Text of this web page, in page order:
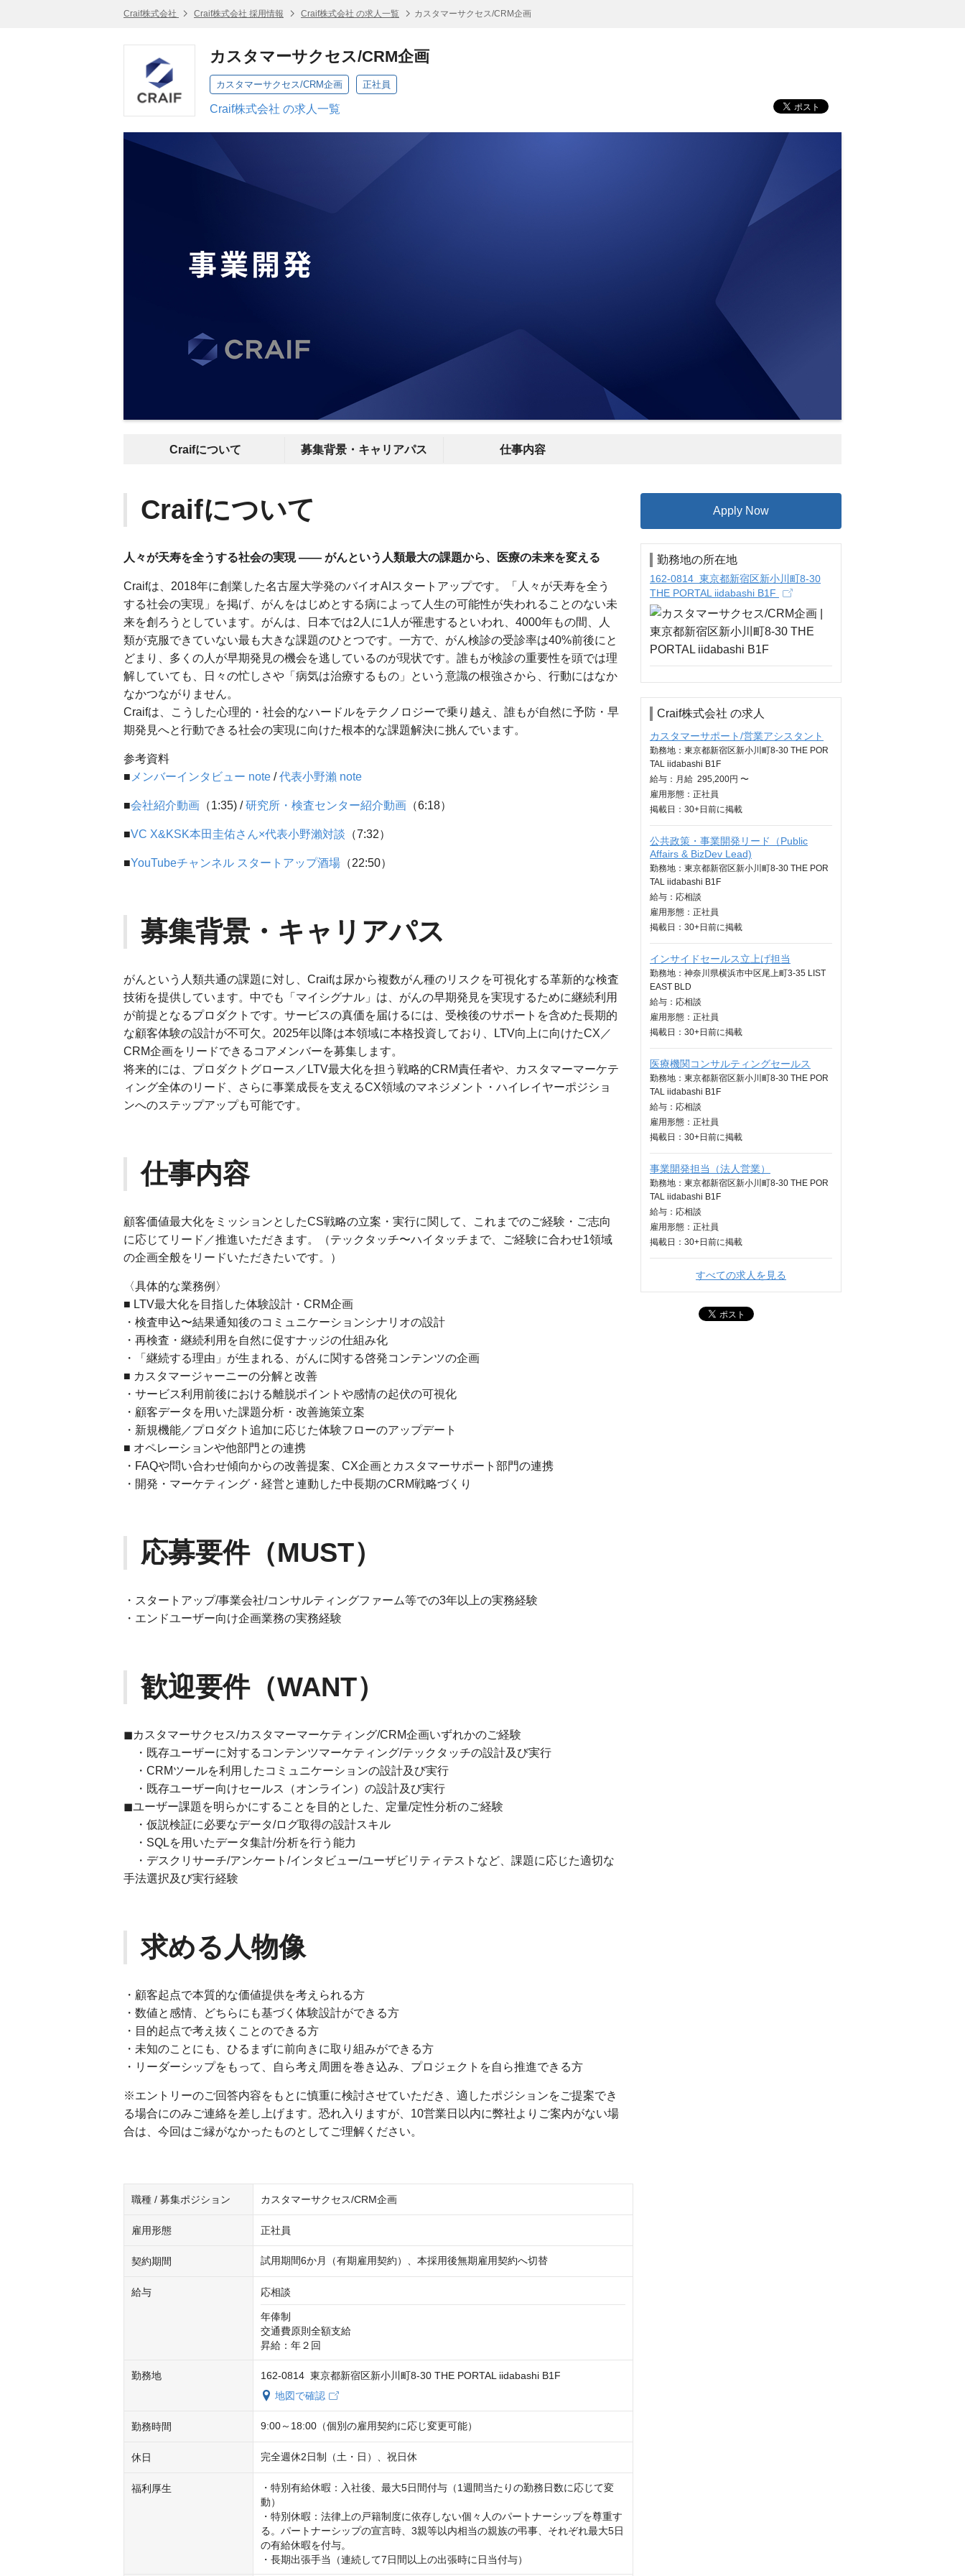
Craif株式会社 Craif株式会社 採用情報 Craif株式会社 の求人一覧 カスタマーサクセス/CRM企画
カスタマーサクセス/CRM企画
カスタマーサクセス/CRM企画 正社員
Craif株式会社 の求人一覧
Craifについて 募集背景・キャリアパス 仕事内容
Craifについて
人々が天寿を全うする社会の実現 —— がんという人類最大の課題から、医療の未来を変える
Craifは、2018年に創業した名古屋大学発のバイオAIスタートアップです。「人々が天寿を全う
する社会の実現」を掲げ、がんをはじめとする病によって人生の可能性が失われることのない未
来を創ろうとしています。がんは、日本では2人に1人が罹患するといわれ、4000年もの間、人
類が克服できていない最も大きな課題のひとつです。一方で、がん検診の受診率は40%前後にと
どまり、多くの人が早期発見の機会を逃しているのが現状です。誰もが検診の重要性を頭では理
解していても、日々の忙しさや「病気は治療するもの」という意識の根強さから、行動にはなか
なかつながりません。
Craifは、こうした心理的・社会的なハードルをテクノロジーで乗り越え、誰もが自然に予防・早
期発見へと行動できる社会の実現に向けた根本的な課題解決に挑んでいます。
参考資料
■ メンバーインタビュー note /代表小野瀨 note
■会社紹介動画 （1:35) /研究所・検査センター紹介動画 （6:18）
■VC X&KSK本田圭佑さん×代表小野瀨対談 （7:32）
■YouTubeチャンネル スタートアップ酒場 （22:50）
募集背景・キャリアパス
がんという人類共通の課題に対し、Craifは尿から複数がん種のリスクを可視化する革新的な検査
技術を提供しています。中でも「マイシグナル」は、がんの早期発見を実現するために継続利用
が前提となるプロダクトです。サービスの真価を届けるには、受検後のサポートを含めた長期的
な顧客体験の設計が不可欠。2025年以降は本領域に本格投資しており、LTV向上に向けたCX／
CRM企画をリードできるコアメンバーを募集します。
将来的には、プロダクトグロース／LTV最大化を担う戦略的CRM責任者や、カスタマーマーケテ
ィング全体のリード、さらに事業成長を支えるCX領域のマネジメント・ハイレイヤーポジショ
ンへのステップアップも可能です。
仕事内容
顧客価値最大化をミッションとしたCS戦略の立案・実行に関して、これまでのご経験・ご志向
に応じてリード／推進いただきます。（テックタッチ〜ハイタッチまで、ご経験に合わせ1領域
の企画全般をリードいただきたいです。）
〈具体的な業務例〉
■ LTV最大化を目指した体験設計・CRM企画
・検査申込〜結果通知後のコミュニケーションシナリオの設計
・再検査・継続利用を自然に促すナッジの仕組み化
・「継続する理由」が生まれる、がんに関する啓発コンテンツの企画
■ カスタマージャーニーの分解と改善
・サービス利用前後における離脱ポイントや感情の起伏の可視化
・顧客データを用いた課題分析・改善施策立案
・新規機能／プロダクト追加に応じた体験フローのアップデート
■ オペレーションや他部門との連携
・FAQや問い合わせ傾向からの改善提案、CX企画とカスタマーサポート部門の連携
・開発・マーケティング・経営と連動した中長期のCRM戦略づくり
応募要件（MUST）
・スタートアップ/事業会社/コンサルティングファーム等での3年以上の実務経験
・エンドユーザー向け企画業務の実務経験
歓迎要件（WANT）
◼︎カスタマーサクセス/カスタマーマーケティング/CRM企画いずれかのご経験
・既存ユーザーに対するコンテンツマーケティング/テックタッチの設計及び実行
・CRMツールを利用したコミュニケーションの設計及び実行
・既存ユーザー向けセールス（オンライン）の設計及び実行
◼︎ユーザー課題を明らかにすることを目的とした、定量/定性分析のご経験
・仮説検証に必要なデータ/ログ取得の設計スキル
・SQLを用いたデータ集計/分析を行う能力
・デスクリサーチ/アンケート/インタビュー/ユーザビリティテストなど、課題に応じた適切な
手法選択及び実行経験
求める人物像
・顧客起点で本質的な価値提供を考えられる方
・数値と感情、どちらにも基づく体験設計ができる方
・目的起点で考え抜くことのできる方
・未知のことにも、ひるまずに前向きに取り組みができる方
・リーダーシップをもって、自ら考え周囲を巻き込み、プロジェクトを自ら推進できる方
※エントリーのご回答内容をもとに慎重に検討させていただき、適したポジションをご提案でき
る場合にのみご連絡を差し上げます。恐れ入りますが、10営業日以内に弊社よりご案内がない場
合は、今回はご縁がなかったものとしてご理解ください。
職種 / 募集ポジション カスタマーサクセス/CRM企画
雇用形態 正社員
契約期間 試用期間6か月（有期雇用契約）、本採用後無期雇用契約へ切替
給与 応相談
年俸制
交通費原則全額支給
昇給：年２回
勤務地
162-0814 東京都新宿区新小川町8-30 THE PORTAL iidabashi B1F
地図で確認
勤務時間 9:00～18:00（個別の雇用契約に応じ変更可能）
休日 完全週休2日制（土・日）、祝日休
福利厚生
・特別有給休暇：入社後、最大5日間付与（1週間当たりの勤務日数に応じて変
動）
・特別休暇：法律上の戸籍制度に依存しない個々人のパートナーシップを尊重す
る。パートナーシップの宣言時、3親等以内相当の親族の弔事、それぞれ最大5日
の有給休暇を付与。
・長期出張手当（連続して7日間以上の出張時に日当付与）
Apply Now
勤務地の所在地
162-0814 東京都新宿区新小川町8-30
THE PORTAL iidabashi B1F
Craif株式会社 の求人
カスタマーサポート/営業アシスタント
勤務地：東京都新宿区新小川町8-30 THE POR
TAL iidabashi B1F
給与： 月給 295,200円 〜
雇用形態：正社員
掲載日： 30+日 前に掲載
公共政策・事業開発リード（Public
Affairs & BizDev Lead)
勤務地：東京都新宿区新小川町8-30 THE POR
TAL iidabashi B1F
給与： 応相談
雇用形態：正社員
掲載日： 30+日 前に掲載
インサイドセールス立上げ担当
勤務地：神奈川県横浜市中区尾上町3-35 LIST
EAST BLD
給与： 応相談
雇用形態：正社員
掲載日： 30+日 前に掲載
医療機関コンサルティングセールス
勤務地：東京都新宿区新小川町8-30 THE POR
TAL iidabashi B1F
給与： 応相談
雇用形態：正社員
掲載日： 30+日 前に掲載
事業開発担当（法人営業）
勤務地：東京都新宿区新小川町8-30 THE POR
TAL iidabashi B1F
給与： 応相談
雇用形態：正社員
掲載日： 30+日 前に掲載
すべての求人を見る